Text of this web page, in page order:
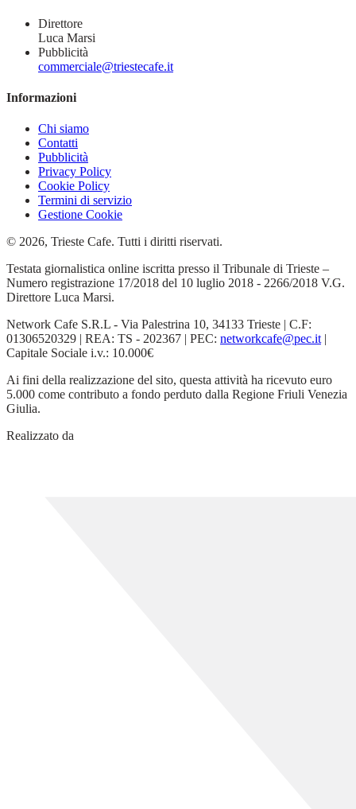
Direttore
Luca Marsi
Pubblicità
commerciale@triestecafe.it
Informazioni
Chi siamo
Contatti
Pubblicità
Privacy Policy
Cookie Policy
Termini di servizio
Gestione Cookie
© 2026, Trieste Cafe. Tutti i diritti riservati.
Testata giornalistica online iscritta presso il Tribunale di Trieste –
Numero registrazione 17/2018 del 10 luglio 2018 - 2266/2018 V.G.
Direttore Luca Marsi.
Network Cafe S.R.L - Via Palestrina 10, 34133 Trieste | C.F:
01306520329 | REA: TS - 202367 | PEC: networkcafe@pec.it|
Capitale Sociale i.v.: 10.000€
Ai fini della realizzazione del sito, questa attività ha ricevuto euro
5.000 come contributo a fondo perduto dalla Regione Friuli Venezia
Giulia.
Realizzato da